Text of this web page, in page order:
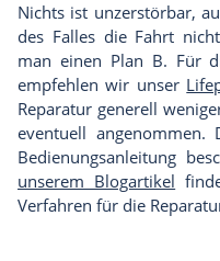
Nichts ist unzerstörbar,
des Falles die Fahrt
man einen Plan B. Für
empfehlen wir unser
Reparatur generell
eventuell
Bedienungsanleitung
unserem Blogartikel
Verfahren für die